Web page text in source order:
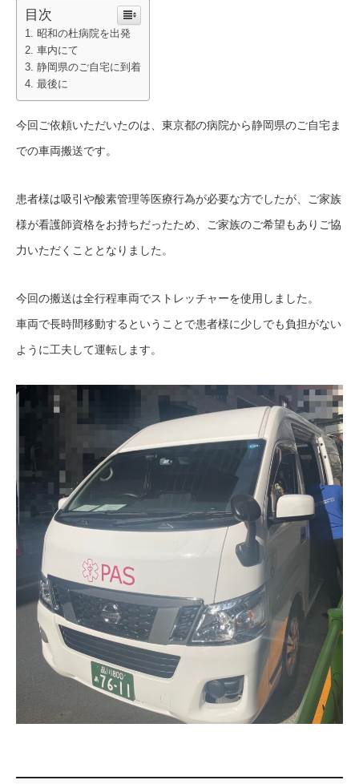
目次
昭和の杜病院を出発
車内にて
静岡県のご自宅に到着
最後に
今回ご依頼いただいたのは、東京都の病院から静岡県のご自宅ま
での車両搬送です。
患者様は吸引や酸素管理等医療行為が必要な方でしたが、ご家族
様が看護師資格をお持ちだったため、ご家族のご希望もありご協
力いただくこととなりました。
今回の搬送は全行程車両でストレッチャーを使用しました。
車両で長時間移動するということで患者様に少しでも負担がない
ように工夫して運転します。